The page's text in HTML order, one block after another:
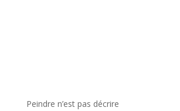
Peindre n’est pas décrire